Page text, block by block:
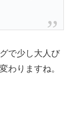
で少し大人び
わりますね。